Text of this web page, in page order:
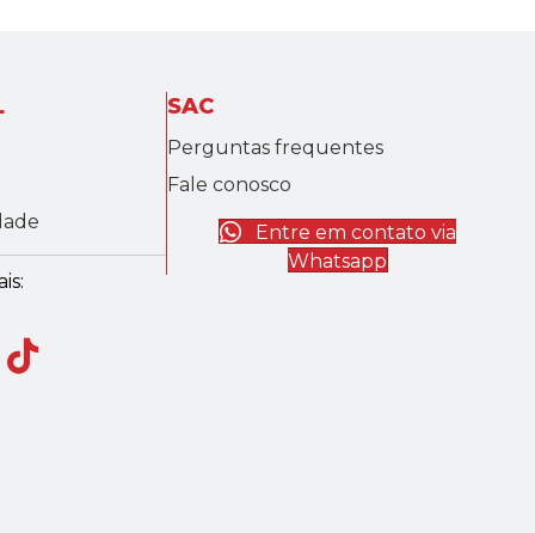
SAC
Perguntas frequentes
Fale conosco
Entre em contato via
Whatsapp